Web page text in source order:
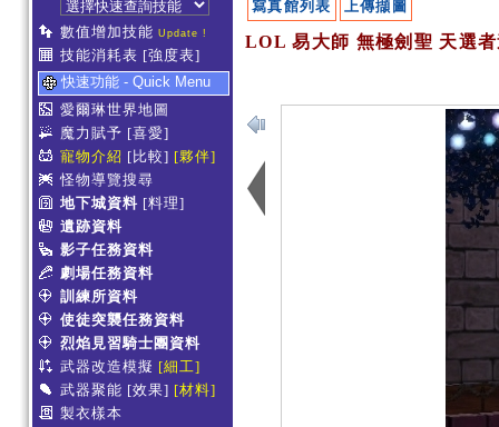
數值增加技能 Update !
技能消耗表 [強度表]
快速功能 - Quick Menu
愛爾琳世界地圖
魔力賦予 [喜愛]
寵物介紹 [比較] [夥伴]
怪物導覽搜尋
地下城資料 [料理]
遺跡資料
影子任務資料
劇場任務資料
訓練所資料
使徒突襲任務資料
烈焰見習騎士團資料
武器改造模擬 [細工]
武器聚能 [效果] [材料]
製衣樣本
寫真館列表 上傳擷圖
LOL 易大師 無極劍聖 天選